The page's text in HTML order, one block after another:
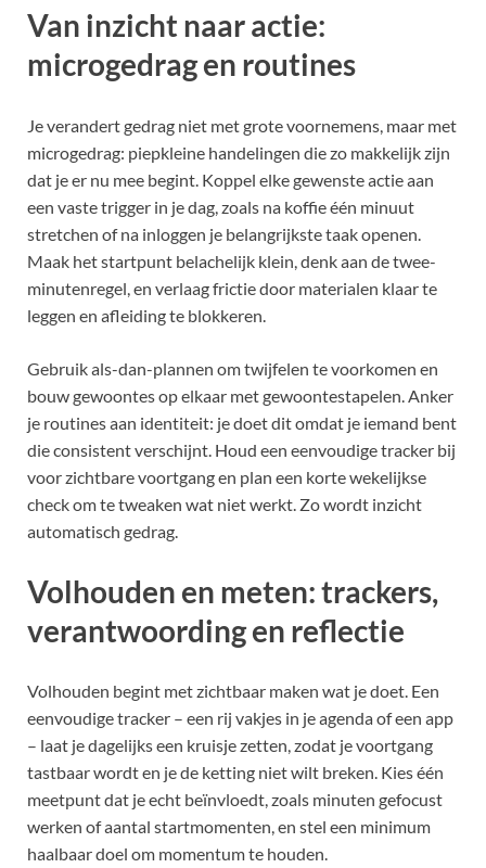
Van inzicht naar actie:
microgedrag en routines
Je verandert gedrag niet met grote voornemens, maar met
microgedrag: piepkleine handelingen die zo makkelijk zijn
dat je er nu mee begint. Koppel elke gewenste actie aan
een vaste trigger in je dag, zoals na koffie één minuut
stretchen of na inloggen je belangrijkste taak openen.
Maak het startpunt belachelijk klein, denk aan de twee-
minutenregel, en verlaag frictie door materialen klaar te
leggen en afleiding te blokkeren.
Gebruik als-dan-plannen om twijfelen te voorkomen en
bouw gewoontes op elkaar met gewoontestapelen. Anker
je routines aan identiteit: je doet dit omdat je iemand bent
die consistent verschijnt. Houd een eenvoudige tracker bij
voor zichtbare voortgang en plan een korte wekelijkse
check om te tweaken wat niet werkt. Zo wordt inzicht
automatisch gedrag.
Volhouden en meten: trackers,
verantwoording en reflectie
Volhouden begint met zichtbaar maken wat je doet. Een
eenvoudige tracker – een rij vakjes in je agenda of een app
– laat je dagelijks een kruisje zetten, zodat je voortgang
tastbaar wordt en je de ketting niet wilt breken. Kies één
meetpunt dat je echt beïnvloedt, zoals minuten gefocust
werken of aantal startmomenten, en stel een minimum
haalbaar doel om momentum te houden.